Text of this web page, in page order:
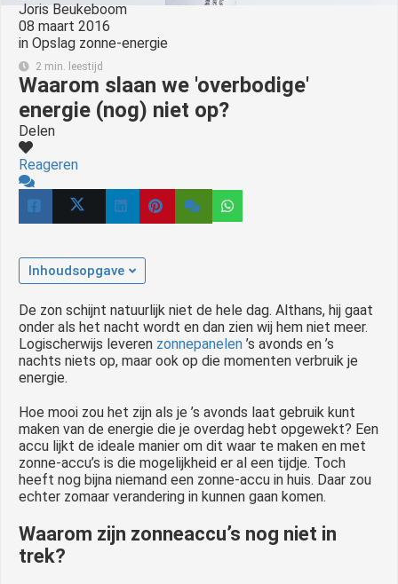
Joris Beukeboom
08 maart 2016
in Opslag zonne-energie
2 min. leestijd
Waarom slaan we 'overbodige'
energie (nog) niet op?
Delen
Reageren
Inhoudsopgave
De zon schijnt natuurlijk niet de hele dag. Althans, hij gaat
onder als het nacht wordt en dan zien wij hem niet meer.
Logischerwijs leveren zonnepanelen ’s avonds en ’s
nachts niets op, maar ook op die momenten verbruik je
energie.
Hoe mooi zou het zijn als je ’s avonds laat gebruik kunt
maken van de energie die je overdag hebt opgewekt? Een
accu lijkt de ideale manier om dit waar te maken en met
zonne-accu’s is die mogelijkheid er al een tijdje. Toch
heeft nog bijna niemand een zonne-accu in huis. Daar zou
echter zomaar verandering in kunnen gaan komen.
Waarom zijn zonneaccu’s nog niet in
trek?